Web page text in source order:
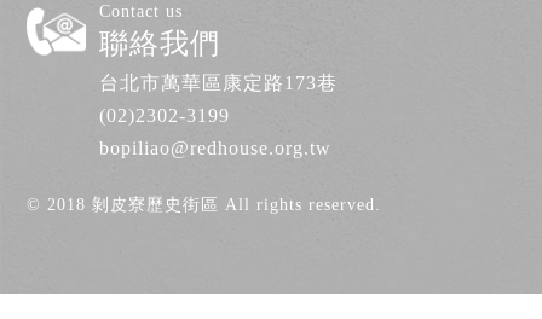
Contact us
聯絡我們
台北市萬華區康定路173巷
(02)2302-3199
bopiliao@redhouse.org.tw
© 2018 剝皮寮歷史街區 All rights reserved.